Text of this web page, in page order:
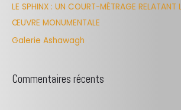
r
:
LE SPHINX : UN COURT-MÉTRAGE RELATANT
ŒUVRE MONUMENTALE
Galerie Ashawagh
Commentaires récents